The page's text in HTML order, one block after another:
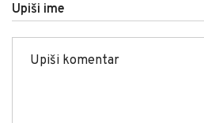
Upiši ime